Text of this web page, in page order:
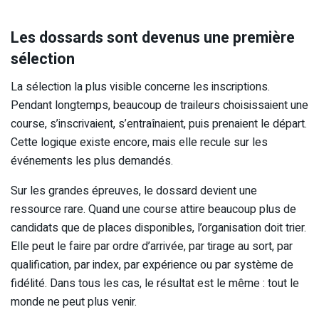
Les dossards sont devenus une première
sélection
La sélection la plus visible concerne les inscriptions.
Pendant longtemps, beaucoup de traileurs choisissaient une
course, s’inscrivaient, s’entraînaient, puis prenaient le départ.
Cette logique existe encore, mais elle recule sur les
événements les plus demandés.
Sur les grandes épreuves, le dossard devient une
ressource rare. Quand une course attire beaucoup plus de
candidats que de places disponibles, l’organisation doit trier.
Elle peut le faire par ordre d’arrivée, par tirage au sort, par
qualification, par index, par expérience ou par système de
fidélité. Dans tous les cas, le résultat est le même : tout le
monde ne peut plus venir.